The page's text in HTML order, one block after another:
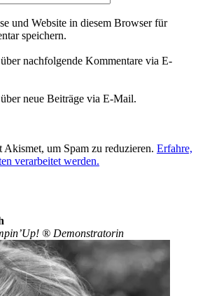
und Website in diesem Browser für
speichern.
nachfolgende Kommentare via E-
neue Beiträge via E-Mail.
Akismet, um Spam zu reduzieren. Erfahre,
verarbeitet werden.
® Demonstratorin